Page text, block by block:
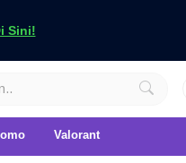
Sini!
Valorant